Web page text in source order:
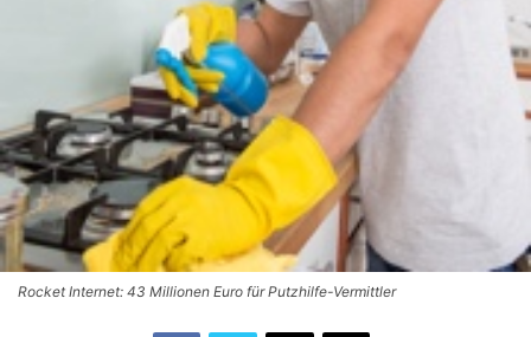
Rocket Internet: 43 Millionen Euro für Putzhilfe-Vermittler